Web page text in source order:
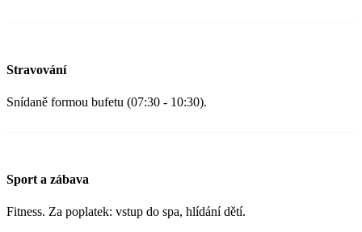
Stravování
Snídaně formou bufetu (07:30 - 10:30).
Sport a zábava
Fitness. Za poplatek: vstup do spa, hlídání dětí.